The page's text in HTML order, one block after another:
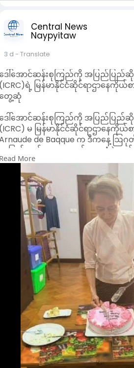
ေကို အဓိကထား ဆွေးနွေးထားတာကို
ာ လည်း “ဝ” တပ်ဖွဲ့ဘက်က သူတို့လိုလား
းစား ပေးတောင်းဆိုနိုင်တယ်လို့ နိုင်ငံ
တောင်းသွားတဲ့ဟာကို ကြည့်လေ
မ ထွက်ဘူး။ ပြည်နယ်သတ်မှတ်ပေးပါလို့
လည်း အရင်ကတည်းက ဒီကိစ္စတောင်း
စ္စတွေပဲ အဓိက ဆွေးနွေးတာမျိုး ဖြ
ခြေစိုက် နိုင်ငံရေးအကဲခတ် တယောက်
ါ့အပြင် နယ်စပ်ဒေသ တည်ငြိမ်ရေး၊
က်ဖျက် ရေးဆိုင်ရာ ကိစ္စတွေကိုလည်း
င်ငံရေးအကဲခတ်တွေက သုံးသပ်ပါတယ်
လ်ချုပ်ရာပြည့် ဦးဆောင်တဲ့ အမျိုးသ
ြိမ်းချမ်း ရေးဖော်ဆောင်မှု ညှိနှိုင်းရေးက
ာဝန်ရှိသူတွေဟာ ပြီးခဲ့ တဲ့ ဇွန်လ ၁၈ ရ
န်းချုပ်တဲ့ ပန်ဆန်းနဲ့ အထူး ဒေသ (၄)
ားရောက်ခဲ့ပါတယ်။
၀၀၈ ဖွဲ့စည်းပုံအခြေခံဥပဒေထဲမှာ ရှမ်
င်းမော၊ ပန်ဝိုင်၊ နားဖန်း၊ မက်မန်းနဲ့ ပ
ြောက်ခုကို “ဝ” ကိုယ်ပိုင်အုပ်ချုပ်ခွင့်ရ
၀၂၇ တိုက်ပွဲအတွင်းမှာ အစိုးရထိန်းခ
က သိမ်းပိုက်ပြီး “ဝ” တပ်ဖွဲ့ကို လွှဲ
င်အားကြီး တိုင်းရင်းသားလက်နက်ကိုင်
ဒီမြို့တွေကို နမ့်တစ်မြို့နဲ့ပေါင်းပြီး
ပ် ချုပ်နေတာ ဖြစ်ပါတယ်။
မ္မတ ဦးမင်းအောင်လှိုင် ဦးဆောင်တဲ့
၀၀ စီမံကိန်းထဲမှာ တိုင်းရင်းသားလ
ြိမ်းချမ်းရေးဆွေး နွေးဖို့ ဖိတ်ခေါ်ထား
စာ - . ဗိုလ်ချုပ်ရာပြည့် ဦးဆောင်တဲ့ အ
ညွတ်ရေး နဲ့ ငြိမ်းချမ်းရေးဖော်ဆော
တာဝန်ရှိသူတွေနဲ့ "ဝ "တပ်ဖွဲ့ခ
၈ ရက်နေ့က ပန်ဆန်းမြို့မှာတွေ့ရစဉ်။
Central News
Naypyitaw
3 d - Translate
ေါ်အောင်ဆန်းစုကြည်ကို အပြည်ပြည်
ရဲ့ မြန်မာနိုင်ငံဆိုင်ရာဌာ‌နေကို
ေ့ဆုံ
ေါ်အောင်ဆန်းစုကြည်ကို အပြည်ပြည်
မ မြန်မာနိုင်ငံဆိုင်ရာဌာ‌နေကိုယ်
de Baqque က ဒီကနေ့ ဩ
ေပြည်တော်မှာလာရောက် တွေ့ဆုံခဲ့တ
ေါ်အောင်ဆန်းစုကြည်နှင့် ICRC မှ မြန်မ
ယ်စားလှယ်ဖြစ်သူ Mr. Arnaude တို့
ေနဲ့တကွ ​ အစိုးရက ဒီနေ့သတင်းထုတ်ပြ
စ္စများ ဆွေးနွေးခဲ့တာကိုတော့ အစိုး
ားခြင်းမရှိသလို ICRC ဘက်ကလည်း
ေးပါဘူး ။
ာတ်ပုံမှတ်တမ်းတွေအရ ပြီးခဲတဲ့ ဇွန် ၂၉
ကြည်ကို မွေးနေ့ကိတ်ခွဲစေတဲ့ ပုံလည်း ပ
ပြီ ၃၀ ရက်ကလည်း နိုင်ငံတော်အတိုင်ပင်
ြည်ကို နေပြည်တော်အကျဉ်းထောင်
ြောင်းရွှေ့ထားကြောင်း အစိုးရဘက်ကက
ေါ်အောင်ဆန်းစုကြည် တွေ့ဆုံနေတဲ့ဓာ
ခဲ့ပါတယ်။
More